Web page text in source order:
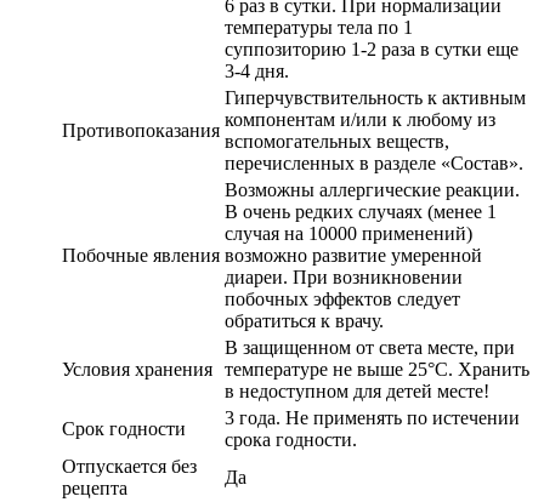
6 раз в сутки. При нормализации
температуры тела по 1
суппозиторию 1-2 раза в сутки еще
3-4 дня.
Противопоказания
Гиперчувствительность к активным
компонентам и/или к любому из
вспомогательных веществ,
перечисленных в разделе «Состав».
Побочные явления
Возможны аллергические реакции.
В очень редких случаях (менее 1
случая на 10000 применений)
возможно развитие умеренной
диареи. При возникновении
побочных эффектов следует
обратиться к врачу.
Условия хранения
В защищенном от света месте, при
температуре не выше 25°С. Хранить
в недоступном для детей месте!
Срок годности
3 года. Не применять по истечении
срока годности.
Отпускается без
рецепта
Да